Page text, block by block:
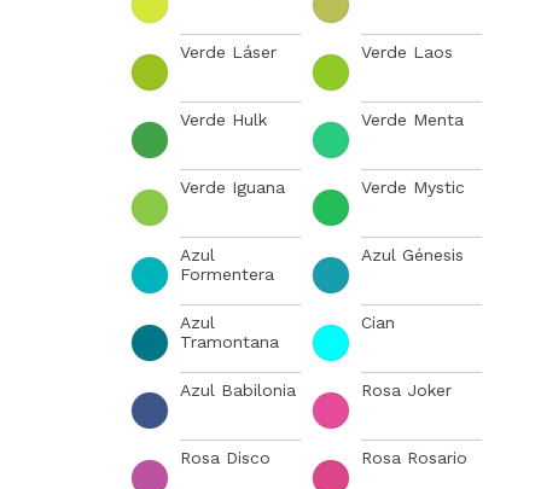
Verde Láser Verde Laos
Verde Hulk Verde Menta
Verde Iguana Verde Mystic
Azul
Formentera
Azul Génesis
Azul
Tramontana
Cian
Azul Babilonia Rosa Joker
Rosa Disco Rosa Rosario